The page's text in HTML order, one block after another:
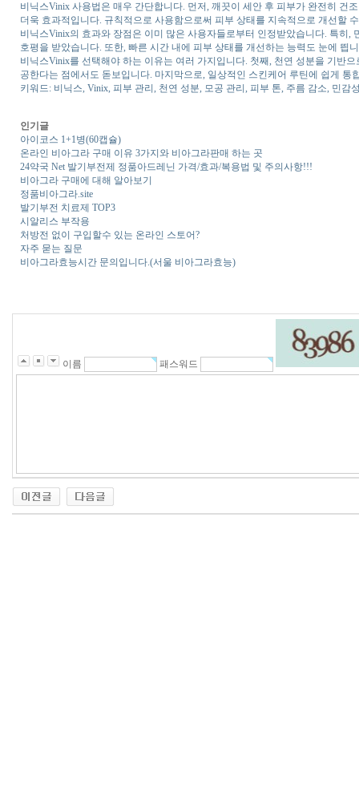
비닉스Vinix 사용법은 매우 간단합니다. 먼저, 깨끗이 세안 후 피부가 완전히 건
더욱 효과적입니다. 규칙적으로 사용함으로써 피부 상태를 지속적으로 개선할
비닉스Vinix의 효과와 장점은 이미 많은 사용자들로부터 인정받았습니다. 특히
호평을 받았습니다. 또한, 빠른 시간 내에 피부 상태를 개선하는 능력도 눈에 띕
비닉스Vinix를 선택해야 하는 이유는 여러 가지입니다. 첫째, 천연 성분을 기반
공한다는 점에서도 돋보입니다. 마지막으로, 일상적인 스킨케어 루틴에 쉽게 통
키워드: 비닉스, Vinix, 피부 관리, 천연 성분, 모공 관리, 피부 톤, 주름 감소, 민감
인기글
아이코스 1+1병(60캡슐)
온라인 비아그라 구매 이유 3가지와 비아그라판매 하는 곳
24약국 Net 발기부전제 정품아드레닌 가격/효과/복용법 및 주의사항!!!
비아그라 구매에 대해 알아보기
정품비아그라.site
발기부전 치료제 TOP3
시알리스 부작용
처방전 없이 구입할수 있는 온라인 스토어?
자주 묻는 질문
비아그라효능시간 문의입니다.(서울 비아그라효능)
이름 패스워드